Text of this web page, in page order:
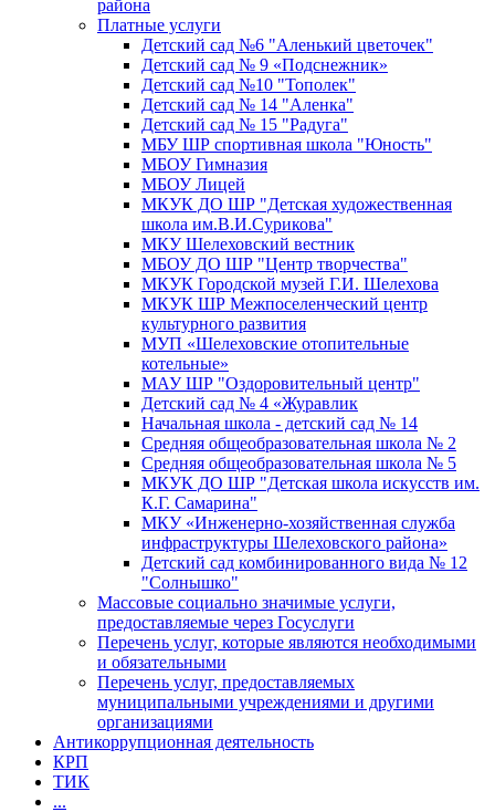
района
Платные услуги
Детский сад №6 "Аленький цветочек"
Детский сад № 9 «Подснежник»
Детский сад №10 "Тополек"
Детский сад № 14 "Аленка"
Детский сад № 15 "Радуга"
МБУ ШР спортивная школа "Юность"
МБОУ Гимназия
МБОУ Лицей
МКУК ДО ШР "Детская художественная
школа им.В.И.Сурикова"
МКУ Шелеховский вестник
МБОУ ДО ШР "Центр творчества"
МКУК Городской музей Г.И. Шелехова
МКУК ШР Межпоселенческий центр
культурного развития
МУП «Шелеховские отопительные
котельные»
МАУ ШР "Оздоровительный центр"
Детский сад № 4 «Журавлик
Начальная школа - детский сад № 14
Средняя общеобразовательная школа № 2
Средняя общеобразовательная школа № 5
МКУК ДО ШР "Детская школа искусств им.
К.Г. Самарина"
МКУ «Инженерно-хозяйственная служба
инфраструктуры Шелеховского района»
Детский сад комбинированного вида № 12
"Солнышко"
Массовые социально значимые услуги,
предоставляемые через Госуслуги
Перечень услуг, которые являются необходимыми
и обязательными
Перечень услуг, предоставляемых
муниципальными учреждениями и другими
организациями
Антикоррупционная деятельность
КРП
ТИК
...